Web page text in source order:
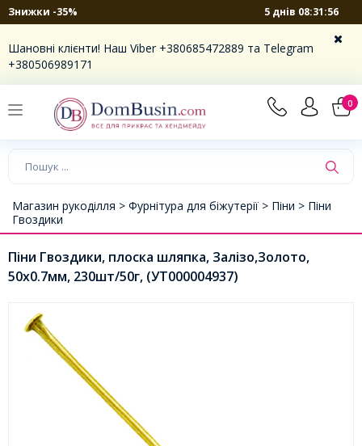
Знижки -35% 5 днів 08:31:56
Шановні клієнти! Наш Viber +380685472889 та Telegram
+380506989171
0
Магазин рукоділля > Фурнітура для біжутерії > Піни > Піни
Гвоздики
Піни Гвоздики, плоска шляпка, Залізо,Золото,
50х0.7мм, 230шт/50г, (УТ000004937)